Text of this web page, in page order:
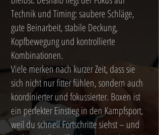
Technik und Timing: saubere Schläge,
gute Beinarbeit, stabile Deckung,
Kopfbewegung und kontrollierte
Kombinationen.
Viele merken nach kurzer Zeit, dass sie
sich nicht nur fitter fühlen, sondern auch
koordinierter und fokussierter. Boxen ist
ein perfekter Einstieg in den Kampfsport,
weil du schnell Fortschritte siehst – und